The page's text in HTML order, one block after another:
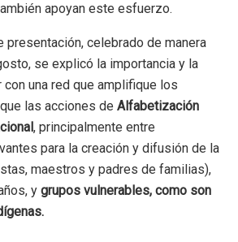
apoyan este esfuerzo.
presentación, celebrado de manera
se explicó la importancia y la
una red que amplifique los
las acciones de Alfabetización
, principalmente entre
para la creación y difusión de la
maestros y padres de familias),
y grupos vulnerables, como son